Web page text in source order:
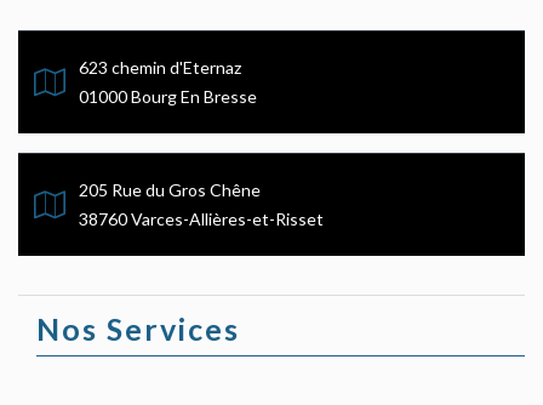
623 chemin d'Eternaz
01000 Bourg En Bresse
205 Rue du Gros Chêne
38760 Varces-Allières-et-Risset
Nos Services